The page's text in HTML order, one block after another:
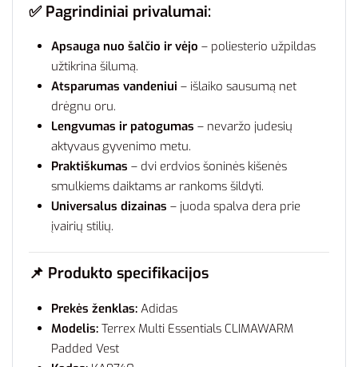
✅ Pagrindiniai privalumai:
Apsauga nuo šalčio ir vėjo – poliesterio užpildas
užtikrina šilumą.
Atsparumas vandeniui – išlaiko sausumą net
drėgnu oru.
Lengvumas ir patogumas – nevaržo judesių
aktyvaus gyvenimo metu.
Praktiškumas – dvi erdvios šoninės kišenės
smulkiems daiktams ar rankoms šildyti.
Universalus dizainas – juoda spalva dera prie
įvairių stilių.
📌 Produkto specifikacijos
Prekės ženklas: Adidas
Modelis: Terrex Multi Essentials CLIMAWARM
Padded Vest